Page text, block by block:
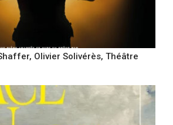
Olivier Solivérès, Théâtre